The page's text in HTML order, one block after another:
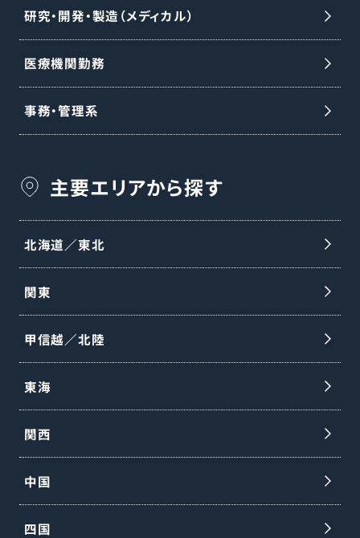
研究・開発・製造（メディカル）
医療機関勤務
事務・管理系
主要エリアから探す
北海道／東北
関東
甲信越／北陸
東海
関西
中国
四国